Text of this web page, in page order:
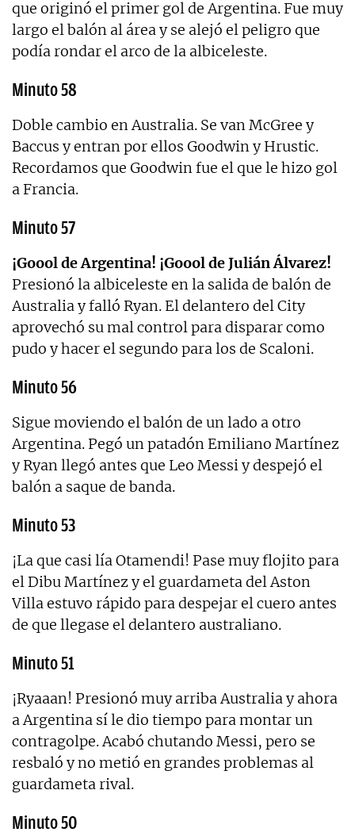
que originó el primer gol de Argentina. Fue muy
largo el balón al área y se alejó el peligro que
podía rondar el arco de la albiceleste.
Minuto 58
Doble cambio en Australia. Se van McGree y
Baccus y entran por ellos Goodwin y Hrustic.
Recordamos que Goodwin fue el que le hizo gol
a Francia.
Minuto 57
¡Goool de Argentina! ¡Goool de Julián Álvarez!
Presionó la albiceleste en la salida de balón de
Australia y falló Ryan. El delantero del City
aprovechó su mal control para disparar como
pudo y hacer el segundo para los de Scaloni.
Minuto 56
Sigue moviendo el balón de un lado a otro
Argentina. Pegó un patadón Emiliano Martínez
y Ryan llegó antes que Leo Messi y despejó el
balón a saque de banda.
Minuto 53
¡La que casi lía Otamendi! Pase muy flojito para
el Dibu Martínez y el guardameta del Aston
Villa estuvo rápido para despejar el cuero antes
de que llegase el delantero australiano.
Minuto 51
¡Ryaaan! Presionó muy arriba Australia y ahora
a Argentina sí le dio tiempo para montar un
contragolpe. Acabó chutando Messi, pero se
resbaló y no metió en grandes problemas al
guardameta rival.
Minuto 50